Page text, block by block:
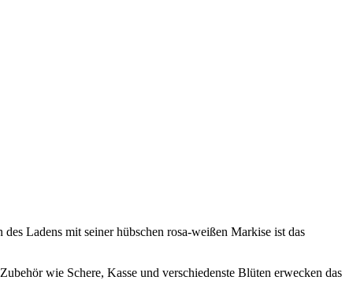
Ladens mit seiner hübschen rosa-weißen Markise ist das
wie Schere, Kasse und verschiedenste Blüten erwecken das